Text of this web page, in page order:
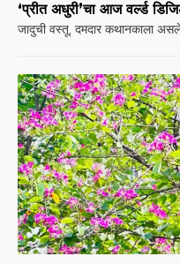
‘प्रीत अधुरी’चा आज वर्ल्ड
जादुची वस्तू, दमदार कथानकाला